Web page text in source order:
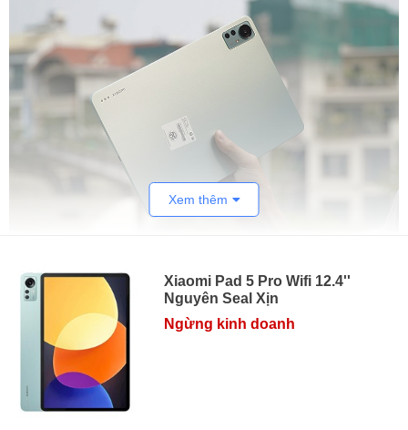
Hiện tại, các mãmáy tính bảng Xiaomi Pad 5Pro 12.4 bản
nội địa Trung Quốc giá rẻ đã có sẵn hàng tại HungMobile.
Đây là máy mới 100%, nguyên Seal hộp, khi mua bạn sẽ
nhận bảo hành 15 tháng toàn quốc, đổi mới miễn phí 15
ngày. Hãy cùng mình review và đánh giá nhanh Xiaomi Pad
5 Pro 12.4 dưới đây nhé.
Thông số Xiaomi Pad 5 Pro 12.4
Xem thêm
Xiaomi Pad 5 Pro Wifi 12.4''
Nguyên Seal Xịn
Ngừng kinh doanh